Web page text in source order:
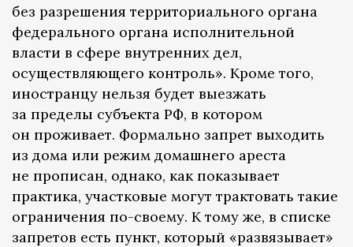
без разрешения территориального органа
федерального органа исполнительной
власти в сфере внутренних дел,
осуществляющего контроль». Кроме того,
иностранцу нельзя будет выезжать
за пределы субъекта РФ, в котором
он проживает. Формально запрет выходить
из дома или режим домашнего ареста
не прописан, однако, как показывает
практика, участковые могут трактовать такие
ограничения по-своему. К тому же, в списке
запретов есть пункт, который «развязывает»